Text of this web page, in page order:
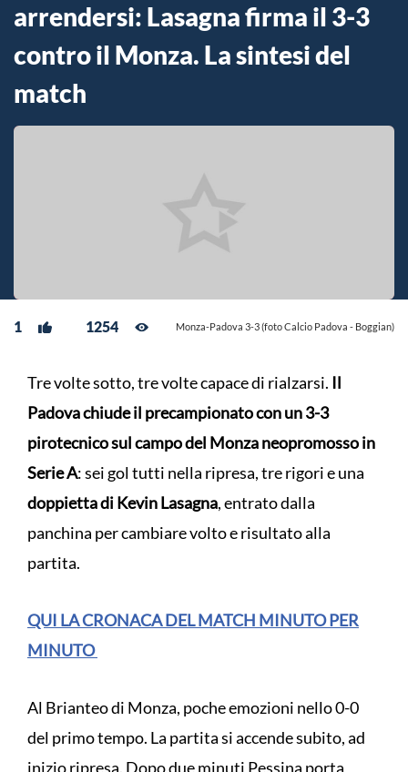
arrendersi: Lasagna firma il 3-3
contro il Monza. La sintesi del
match
1 1254 Monza-Padova 3-3 (foto Calcio Padova - Boggian)
Tre volte sotto, tre volte capace di rialzarsi. Il
Padova chiude il precampionato con un 3-3
pirotecnico sul campo del Monza neopromosso in
Serie A: sei gol tutti nella ripresa, tre rigori e una
doppietta di Kevin Lasagna, entrato dalla
panchina per cambiare volto e risultato alla
partita.
QUI LA CRONACA DEL MATCH MINUTO PER
MINUTO
Al Brianteo di Monza, poche emozioni nello 0-0
del primo tempo. La partita si accende subito, ad
inizio ripresa. Dopo due minuti Pessina porta